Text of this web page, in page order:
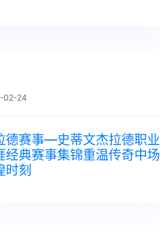
02-24
德赛事—史蒂文杰拉德职业
经典赛事集锦重温传奇中场
时刻